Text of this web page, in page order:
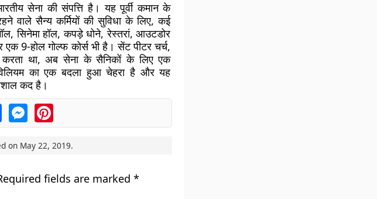
सेना की संपत्ति है। यह पूर्वी कमान के
वाले सैन्य कर्मियों की सुविधा के लिए, कई
सिनेमा हॉल, कपड़े धोने, रेस्तरां, आउटडोर
9-होल गोल्फ कोर्स भी है। सेंट पीटर चर्च,
करता था, अब सेना के सैनिकों के लिए एक
का एक बदला हुआ चेहरा है और यह
कद है।
FacebookMessengerPinterest
on May 22, 2019.
fields are marked *